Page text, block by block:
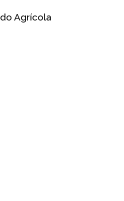
Agrícola